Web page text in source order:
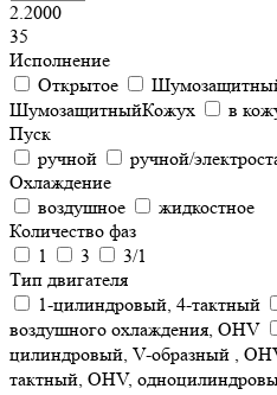
2.2000
35
Исполнение
Открытое
ШумозащитныйКожух
в
Пуск
ручной
ручной/
Охлаждение
воздушное
жидкостное
Количество фаз
1
3
3/1
Тип двигателя
1-цилиндровый, 4-тактный
воздушного охлаждения, OHV
цилиндровый, V-образный ,
тактный, OHV,